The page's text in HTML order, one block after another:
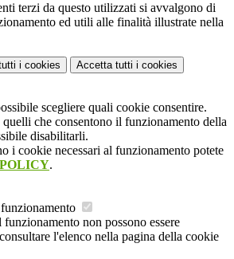
terzi da questo utilizzati si avvalgono di
ed utili alle finalità illustrate nella
i cookies Accetta tutti i cookies
scegliere quali cookie consentire.
che consentono il funzionamento della
disabilitarli.
i cookie necessari al funzionamento potete
.
non possono essere
l'elenco nella pagina della cookie